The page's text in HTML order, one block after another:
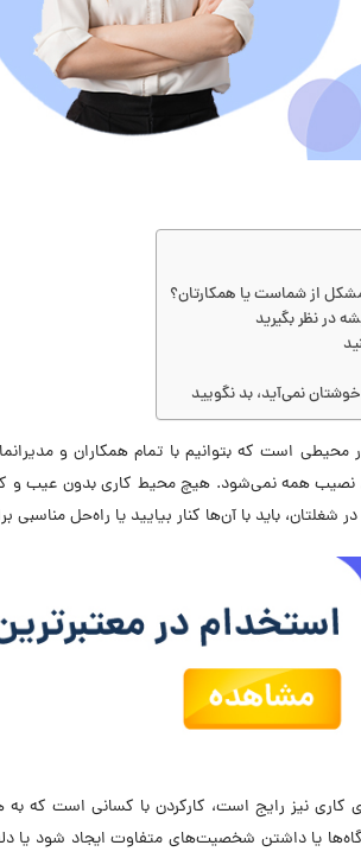
از شماست یا همکارتان؟
در نظر بگیرید
نمی‌آید، بد نگویید
است که بتوانیم با تمام همکاران و
نصیب همه نمی‌شود. هیچ محیط کاری بدون عیب و
باید با آن‌ها کنار بیایید یا راه‌حل مناسبی
نیز رایج است، کارکردن با کسانی است که
یا داشتن شخصیت‌های متفاوت ایجاد شود یا